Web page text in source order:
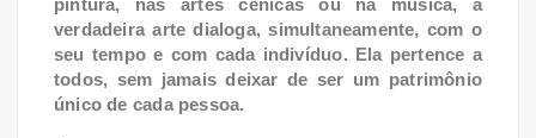
pintura, nas artes cênicas ou na música, a
verdadeira arte dialoga, simultaneamente, com o
seu tempo e com cada indivíduo. Ela pertence a
todos, sem jamais deixar de ser um patrimônio
único de cada pessoa.